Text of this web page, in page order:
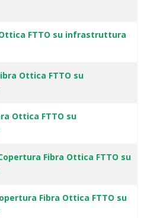
FTTO su infrastruttura
Ottica FTTO su
Ottica FTTO su
Copertura Fibra Ottica FTTO su
Fibra Ottica FTTO su